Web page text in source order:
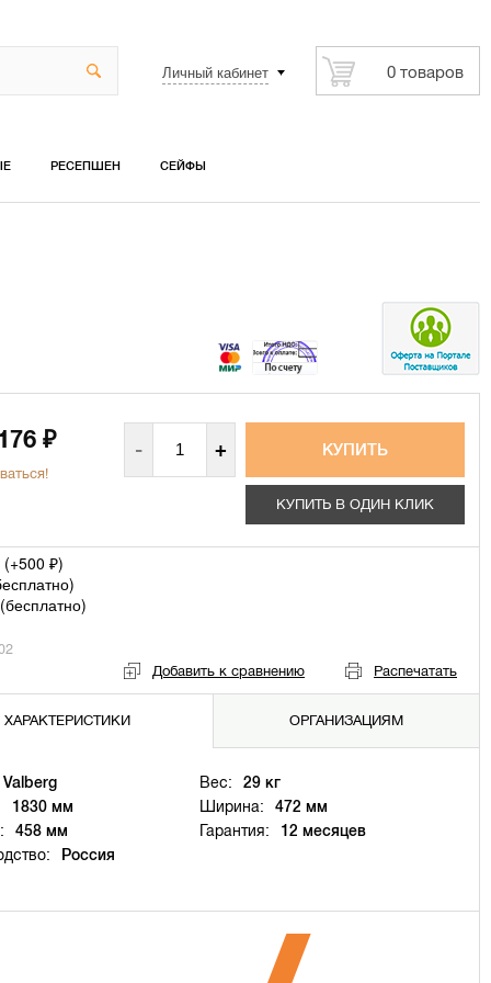
Личный кабинет 0 товаров
РЕСЕПШЕН СЕЙФЫ
₽ - +
КУПИТЬ В ОДИН КЛИК
(+500 ₽)
)
бесплатно)
Добавить к сравнению Распечатать
ХАРАКТЕРИСТИКИ ОРГАНИЗАЦИЯМ
Valberg Вес:
29 кг
1830 мм Ширина:
472 мм
458 мм Гарантия:
12 месяцев
Россия